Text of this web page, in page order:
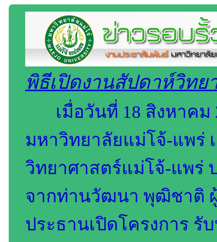
พิธีเปิดงานสัปดาห์วิทย
เมื่อวันที่ 18 สิงหาคม
มหาวิทยาลัยแม่โจ้-แพร่
วิทยาศาสตร์แม่โจ้-แพร่
จากท่านวัฒนา พุฒิชาติ
ประธานเปิดโครงการ รั